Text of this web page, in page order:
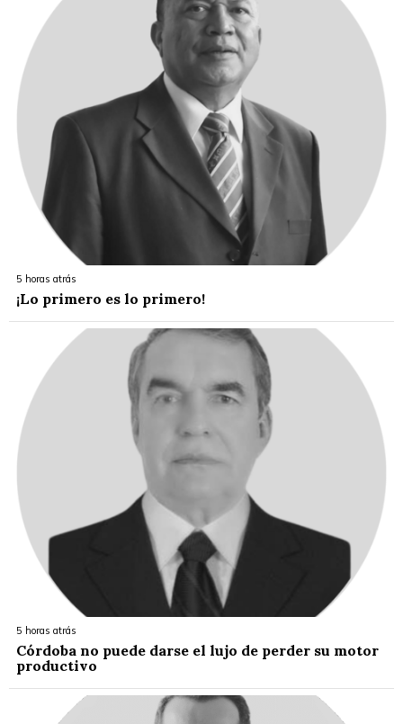
5 horas atrás
¡Lo primero es lo primero!
5 horas atrás
Córdoba no puede darse el lujo de perder su motor
productivo